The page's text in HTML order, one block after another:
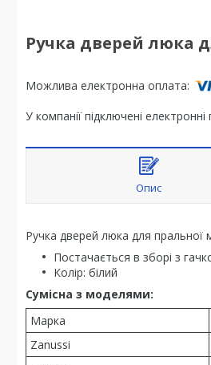
Ручка дверей люка
У компанії підключені
Опис
Ручка дверей люка для
Постачається в зборі з
Колір: білий
Сумісна з моделями:
Марка
Zanussi